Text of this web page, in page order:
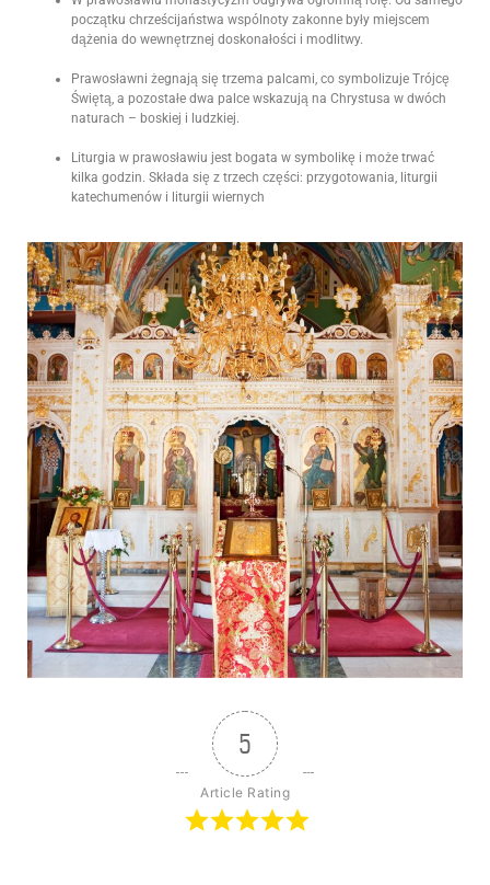
początku chrześcijaństwa wspólnoty zakonne były miejscem
dążenia do wewnętrznej doskonałości i modlitwy.
Prawosławni żegnają się trzema palcami, co symbolizuje Trójcę
Świętą, a pozostałe dwa palce wskazują na Chrystusa w dwóch
naturach – boskiej i ludzkiej.
Liturgia w prawosławiu jest bogata w symbolikę i może trwać
kilka godzin. Składa się z trzech części: przygotowania, liturgii
katechumenów i liturgii wiernych
5
Article Rating